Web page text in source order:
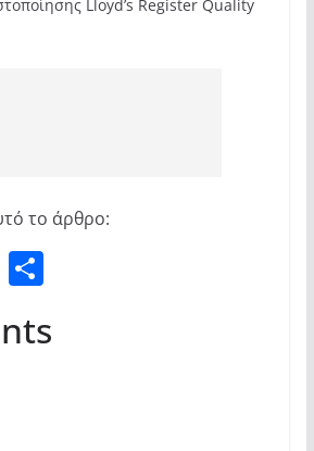
Lloyd’s Register Quality
το άρθρο:
W
at
Μ
ρ